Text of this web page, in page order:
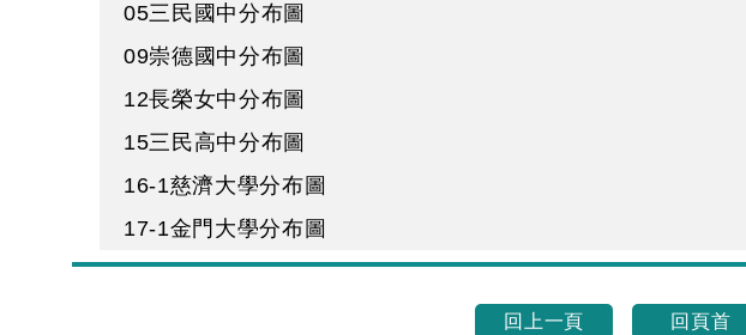
05三民國中分布圖
09崇德國中分布圖
12長榮女中分布圖
15三民高中分布圖
16-1慈濟大學分布圖
17-1金門大學分布圖
回上一頁 回頁首